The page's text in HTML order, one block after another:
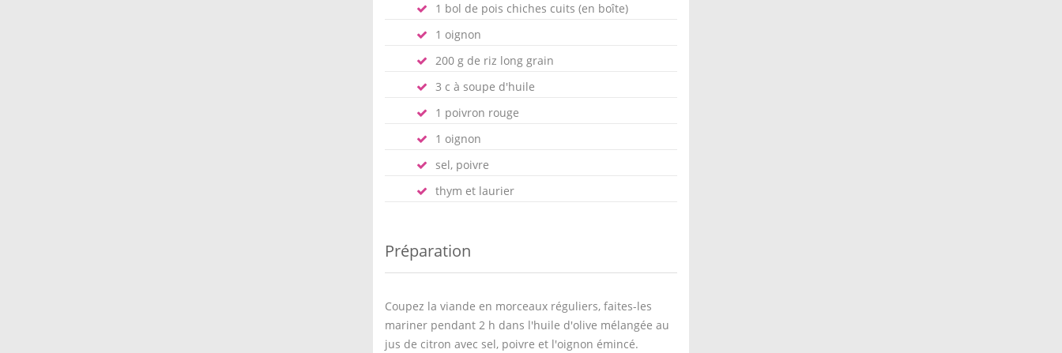
1 bol de pois chiches cuits (en boîte)
1 oignon
200 g de riz long grain
3 c à soupe d'huile
1 poivron rouge
1 oignon
sel, poivre
thym et laurier
Préparation
Coupez la viande en morceaux réguliers, faites-les
mariner pendant 2 h dans l'huile d'olive mélangée au
jus de citron avec sel, poivre et l'oignon émincé.